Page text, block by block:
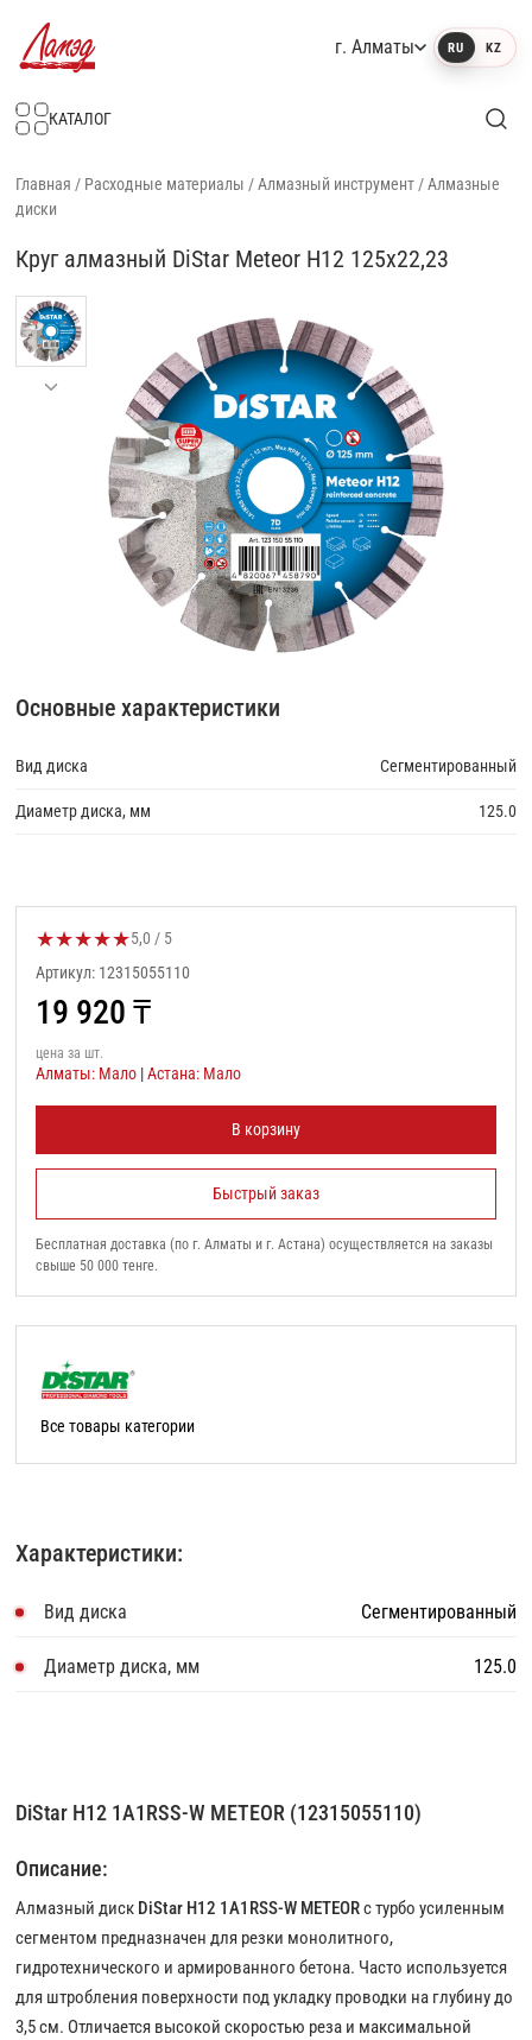
г. Алматы RU KZ
КАТАЛОГ
Главная / Расходные материалы /Алмазный инструмент /Алмазные
диски
Круг алмазный DiStar Meteor H12 125x22,23
Основные характеристики
Вид диска Сегментированный
Диаметр диска, мм 125.0
DiStar H12 1A1RSS-W METEOR (12315055110)
Описание:
Алмазный диск DiStar H12 1A1RSS-W METEORс турбо усиленным
сегментом предназначен для резки монолитного,
гидротехнического и армированного бетона. Часто используется
для штробления поверхности под укладку проводки на глубину до
3,5 см. Отличается высокой скоростью реза и максимальной
Характеристики:
Вид диска Сегментированный
Диаметр диска, мм 125.0
★★★★★Оценка товара:
5,0 / 5
Артикул: 12315055110
19 920 ₸
цена за шт.
Алматы: Мало |Астана: Мало
В корзину
Быстрый заказ
Бесплатная доставка (по г. Алматы и г. Астана) осуществляется на заказы
свыше 50 000 тенге.
Все товары категории